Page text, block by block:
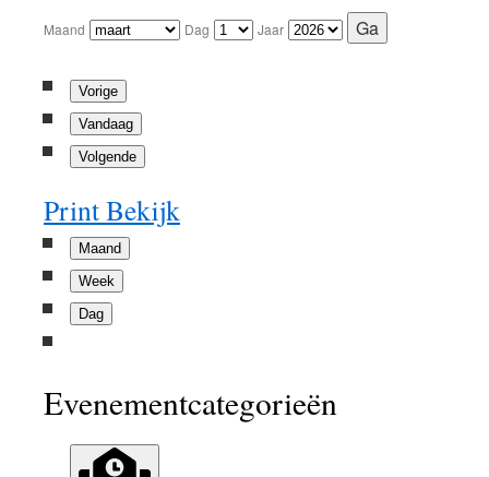
Maand Dag Jaar
Vorige
Vandaag
Volgende
PrintBekijk
Maand
Week
Dag
Evenementcategorieën